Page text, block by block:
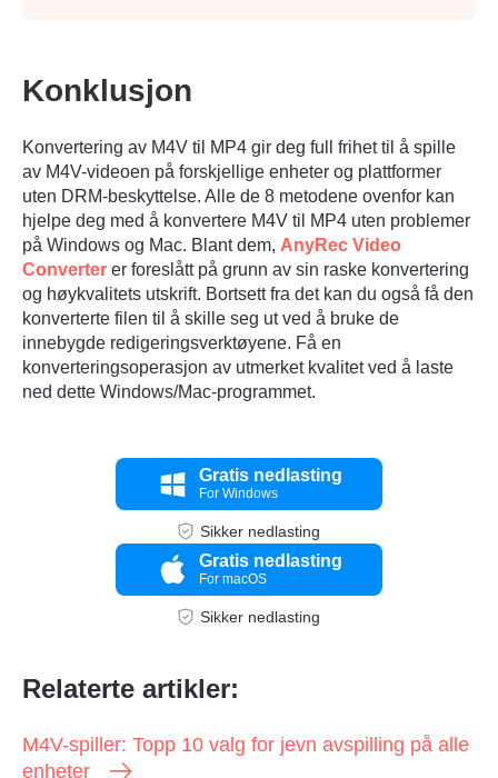
Konklusjon
Konvertering av M4V til MP4 gir deg full frihet til å spille
av M4V-videoen på forskjellige enheter og plattformer
uten DRM-beskyttelse. Alle de 8 metodene ovenfor kan
hjelpe deg med å konvertere M4V til MP4 uten problemer
på Windows og Mac. Blant dem, AnyRec Video
Converter er foreslått på grunn av sin raske konvertering
og høykvalitets utskrift. Bortsett fra det kan du også få den
konverterte filen til å skille seg ut ved å bruke de
innebygde redigeringsverktøyene. Få en
konverteringsoperasjon av utmerket kvalitet ved å laste
ned dette Windows/Mac-programmet.
Gratis nedlasting
For Windows
Sikker nedlasting
Gratis nedlasting
For macOS
Sikker nedlasting
Relaterte artikler:
M4V-spiller: Topp 10 valg for jevn avspilling på alle
enheter